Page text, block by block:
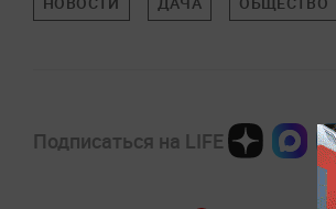
Подписаться на LIFE